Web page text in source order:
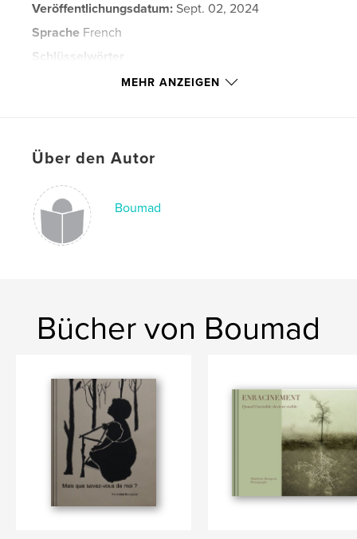
Veröffentlichungsdatum: Sept. 02, 2024
Sprache French
Schlüsselwörter
poésie , abstractions
MEHR ANZEIGEN
Über den Autor
Boumad
Bücher von Boumad